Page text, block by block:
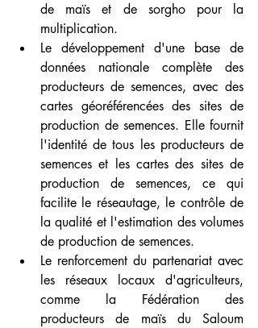
de maïs et de sorgho pour la
multiplication.
Le développement d'une base de
données nationale complète des
producteurs de semences, avec des
cartes géoréférencées des sites de
production de semences. Elle fournit
l'identité de tous les producteurs de
semences et les cartes des sites de
production de semences, ce qui
facilite le réseautage, le contrôle de
la qualité et l'estimation des volumes
de production de semences.
Le renforcement du partenariat avec
les réseaux locaux d'agriculteurs,
comme la Fédération des
producteurs de maïs du Saloum